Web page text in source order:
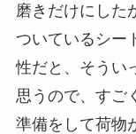
磨きだけにした
ついているシー
性だと、そうい
思うので、すご
準備をして荷物